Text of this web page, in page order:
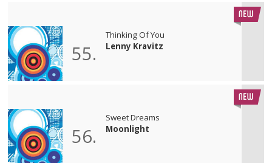
55.
Thinking Of You
Lenny Kravitz
56.
Sweet Dreams
Moonlight